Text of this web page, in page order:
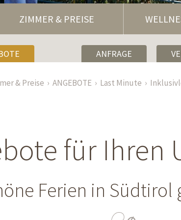
ZIMMER & PREISE
ANFRAGE
& Preise ANGEBOTE Last Minute
für Ihren
Ferien in